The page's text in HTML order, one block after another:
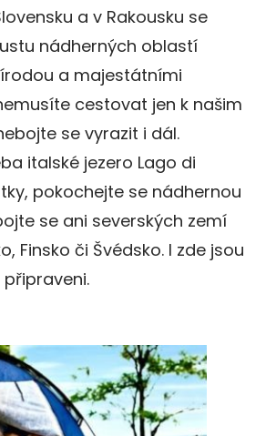
a v Rakousku se
nádherných oblastí
a majestátními
cestovat jen k našim
se vyrazit i dál.
italské jezero Lago di
pokochejte se nádhernou
se ani severských zemí
Finsko či Švédsko. I zde jsou